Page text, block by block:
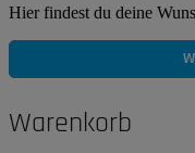
Hier findest du deine
Warenkorb